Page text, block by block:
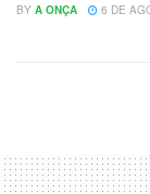
BY A ONÇA 6 DE